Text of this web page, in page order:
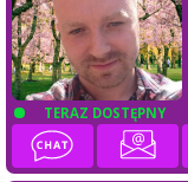
TERAZ DOSTĘPNY